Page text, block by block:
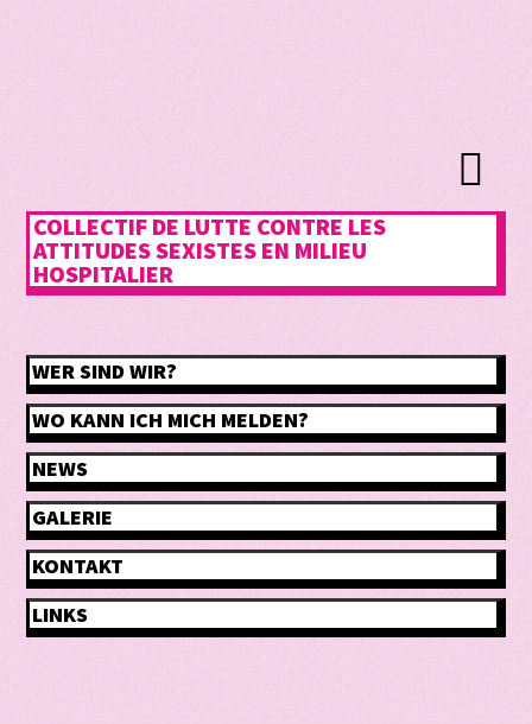
COLLECTIF DE LUTTE CONTRE LES
ATTITUDES SEXISTES EN MILIEU
HOSPITALIER
WER SIND WIR?
WO KANN ICH MICH MELDEN?
NEWS
GALERIE
KONTAKT
LINKS